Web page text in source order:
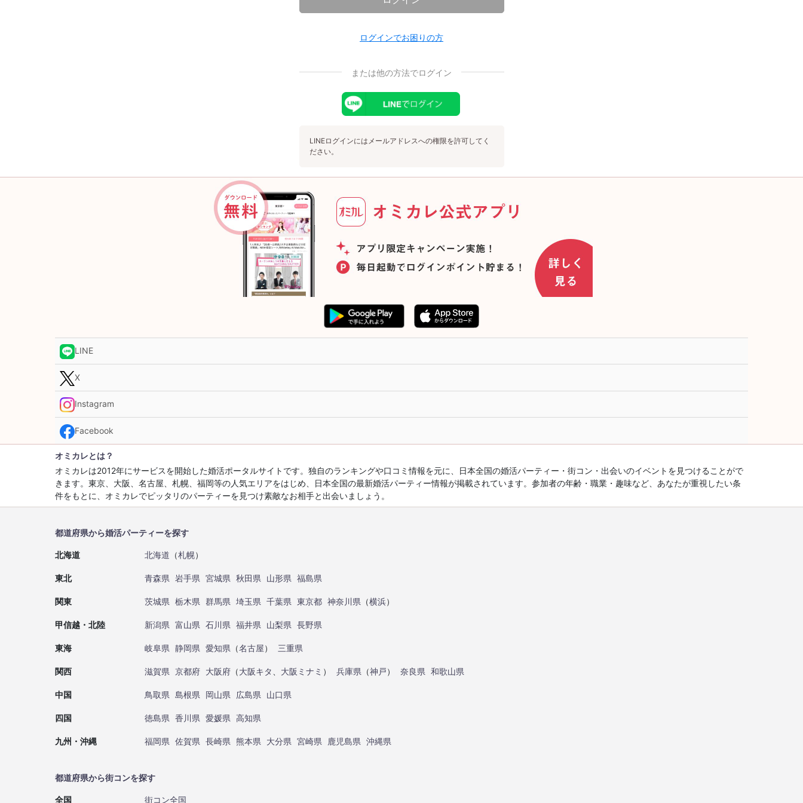
ログインでお困りの方
または他の方法でログイン
LINEログインにはメールアドレスへの権限を許可してく
ださい。
LINE
X
Instagram
Facebook
オミカレとは？
オミカレは2012年にサービスを開始した婚活ポータルサイトです。独自のランキングや口コミ情報を元に、日本全国の婚活パーティー・街コン・出会いのイベントを見つけることがで
きます。東京、大阪、名古屋、札幌、福岡等の人気エリアをはじめ、日本全国の最新婚活パーティー情報が掲載されています。参加者の年齢・職業・趣味など、あなたが重視したい条
件をもとに、オミカレでピッタリのパーティーを見つけ素敵なお相手と出会いましょう。
都道府県から婚活パーティーを探す
北海道 北海道 （札幌）
東北 青森県 岩手県 宮城県 秋田県 山形県 福島県
関東 茨城県 栃木県 群馬県 埼玉県 千葉県 東京都 神奈川県 （横浜）
甲信越・北陸 新潟県 富山県 石川県 福井県 山梨県 長野県
東海 岐阜県 静岡県 愛知県 （名古屋） 三重県
関西 滋賀県 京都府 大阪府 （大阪キタ 大阪ミナミ ） 兵庫県 （神戸） 奈良県 和歌山県
中国 鳥取県 島根県 岡山県 広島県 山口県
四国 徳島県 香川県 愛媛県 高知県
九州・沖縄 福岡県 佐賀県 長崎県 熊本県 大分県 宮崎県 鹿児島県 沖縄県
都道府県から街コンを探す
全国 街コン全国